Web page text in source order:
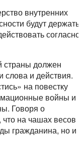
внутренних
будут держать
согласно
страны должен
слова и действия.
на повестку
войны и
Говоря о
на чашах весов
гражданина, но и